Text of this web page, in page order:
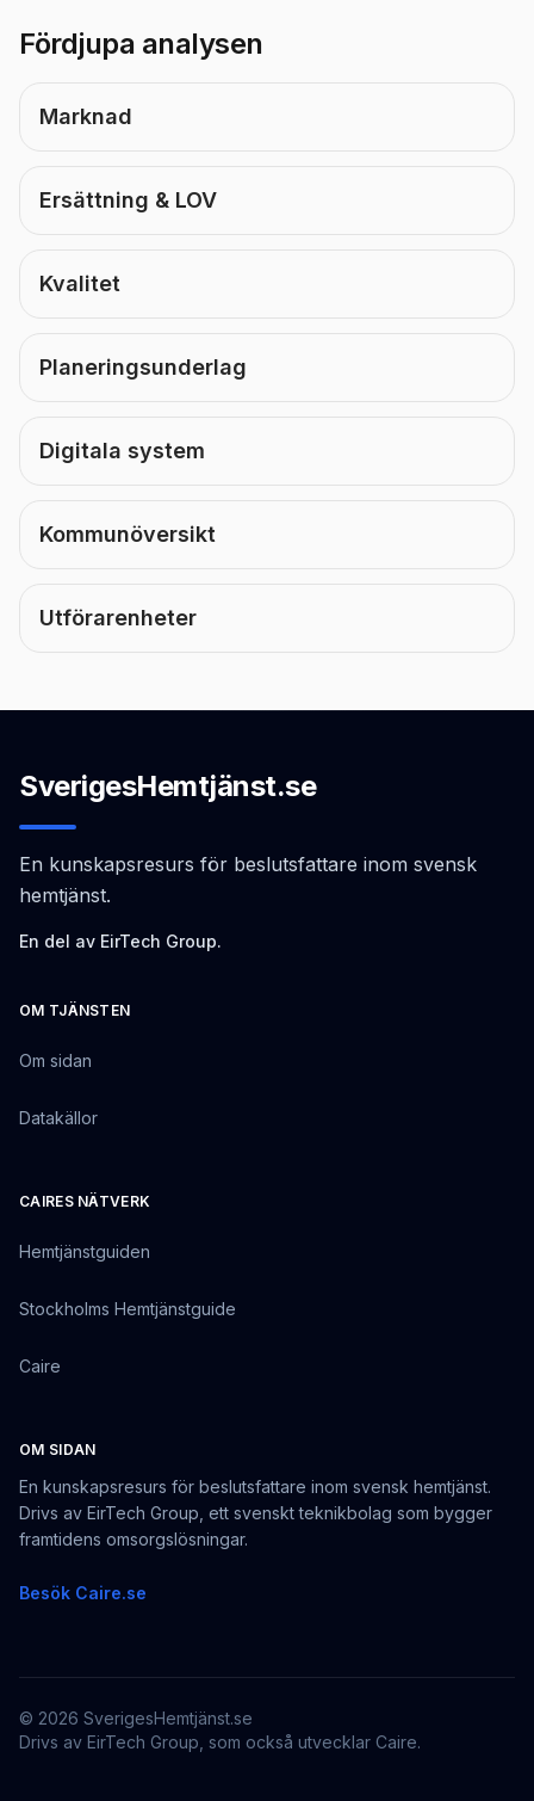
Fördjupa analysen
Marknad
Ersättning & LOV
Kvalitet
Planeringsunderlag
Digitala system
Kommunöversikt
Utförarenheter
SverigesHemtjänst.se
En kunskapsresurs för beslutsfattare inom svensk
hemtjänst.
En del av EirTech Group.
OM TJÄNSTEN
Om sidan
Datakällor
CAIRES NÄTVERK
Hemtjänstguiden
Stockholms Hemtjänstguide
Caire
OM SIDAN
En kunskapsresurs för beslutsfattare inom svensk hemtjänst.
Drivs av EirTech Group, ett svenskt teknikbolag som bygger
framtidens omsorgslösningar.
Besök Caire.se
© 2026 SverigesHemtjänst.se
Drivs av EirTech Group , som också utvecklar Caire.